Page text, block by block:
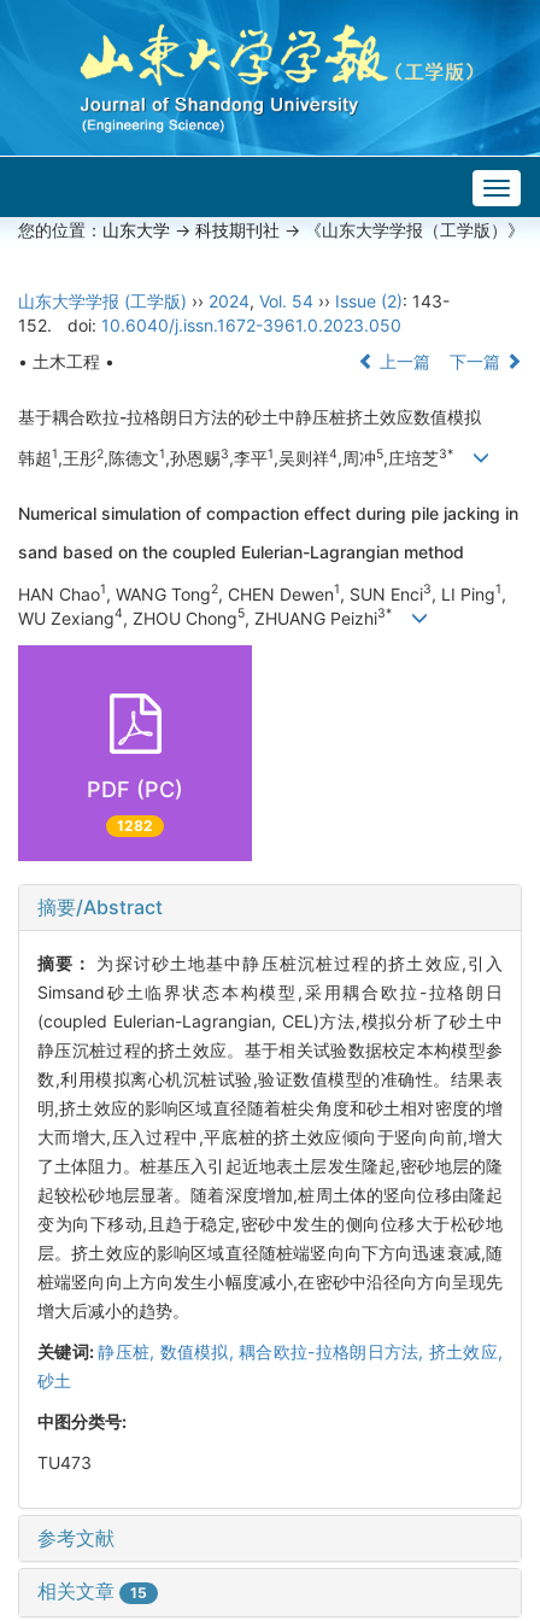
您的位置： 山东大学 -> 科技期刊社 -> 《山东大学学报（工学版）》
山东大学学报 (工学版) ›› 2024, Vol. 54 ›› Issue (2): 143-
152.
doi: 10.6040/j.issn.1672-3961.0.2023.050
• 土木工程 •
上一篇 下一篇
基于耦合欧拉-拉格朗日方法的砂土中静压桩挤土效应数值模拟
韩超1,王彤2,陈德文1,孙恩赐3,李平1,吴则祥4,周冲5,庄培芝3*
Numerical simulation of compaction effect during pile jacking in
sand based on the coupled Eulerian-Lagrangian method
HAN Chao1, WANG Tong2, CHEN Dewen1, SUN Enci3, LI Ping1,
WU Zexiang4, ZHOU Chong5, ZHUANG Peizhi3*
PDF (PC)
1282
摘要/Abstract
摘要： 为探讨砂土地基中静压桩沉桩过程的挤土效应,引入
Simsand砂土临界状态本构模型,采用耦合欧拉-拉格朗日
(coupled Eulerian-Lagrangian, CEL)方法,模拟分析了砂土中
静压沉桩过程的挤土效应。基于相关试验数据校定本构模型参
数,利用模拟离心机沉桩试验,验证数值模型的准确性。结果表
明,挤土效应的影响区域直径随着桩尖角度和砂土相对密度的增
大而增大,压入过程中,平底桩的挤土效应倾向于竖向向前,增大
了土体阻力。桩基压入引起近地表土层发生隆起,密砂地层的隆
起较松砂地层显著。随着深度增加,桩周土体的竖向位移由隆起
变为向下移动,且趋于稳定,密砂中发生的侧向位移大于松砂地
层。挤土效应的影响区域直径随桩端竖向向下方向迅速衰减,随
桩端竖向向上方向发生小幅度减小,在密砂中沿径向方向呈现先
增大后减小的趋势。
关键词:静压桩, 数值模拟,耦合欧拉-拉格朗日方法, 挤土效应,
砂土
中图分类号:
TU473
参考文献
相关文章 15